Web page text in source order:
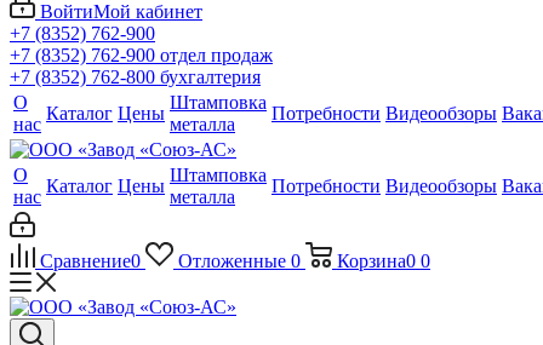
ВойтиМой кабинет
+7 (8352) 762-900
+7 (8352) 762-900 отдел продаж
+7 (8352) 762-800 бухгалтерия
О
нас
Каталог Цены
Штамповка
металла
Потребности Видеообзоры
О
нас
Каталог Цены
Штамповка
металла
Потребности Видеообзоры
Сравнение0 Отложенные 0 Корзина0 0